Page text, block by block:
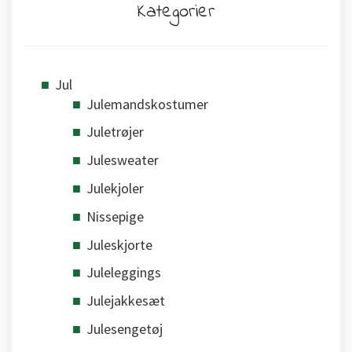
Kategorier
Jul
Julemandskostumer
Juletrøjer
Julesweater
Julekjoler
Nissepige
Juleskjorte
Juleleggings
Julejakkesæt
Julesengetøj